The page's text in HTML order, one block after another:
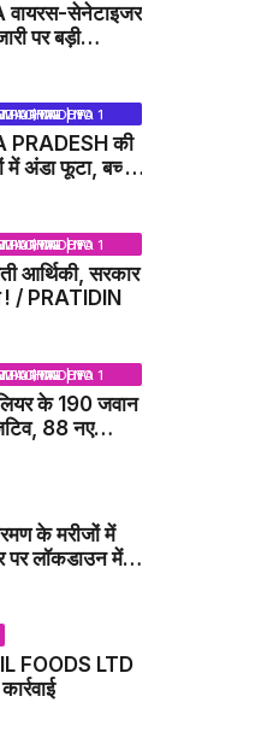
वायरस-सेनेटाइजर
पर बड़ी
PRADESH की
में अंडा फूटा, बच्चों
आर्थिकी, सरकार
/ PRATIDIN
के 190 जवान
88 नए
के मरीजों में
पर लॉकडाउन में
FOODS LTD